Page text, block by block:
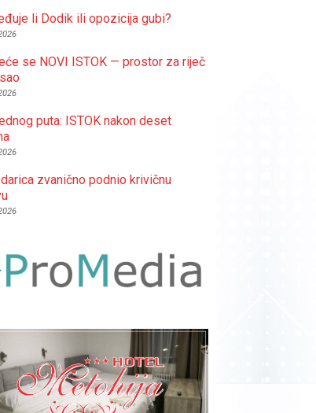
li Dodik ili opozicija gubi?
se NOVI ISTOK — prostor za riječ
puta: ISTOK nakon deset
zvanično podnio krivičnu